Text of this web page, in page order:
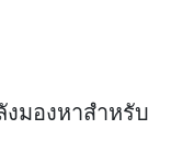
มองหาสำหรับ